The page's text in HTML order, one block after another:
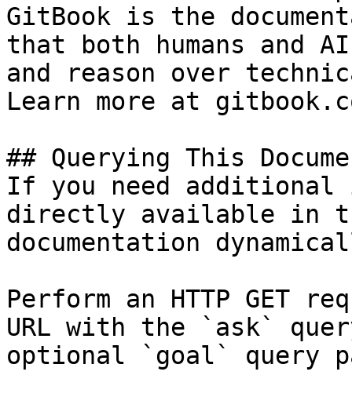
GitBook is the
that both humans and
and reason over
Learn more at
## Querying This
If you need
directly available in
documentation
Perform an HTTP GET
URL with the `ask`
optional `goal` query